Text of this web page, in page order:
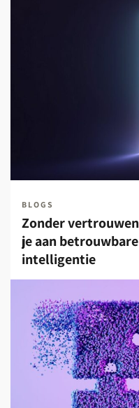
BLOGS
Zonder
je aan
intelligentie